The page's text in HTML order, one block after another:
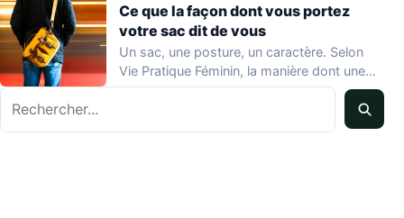
Ce que la façon dont vous portez
votre sac dit de vous
Un sac, une posture, un caractère. Selon
Vie Pratique Féminin, la manière dont une…
Rechercher